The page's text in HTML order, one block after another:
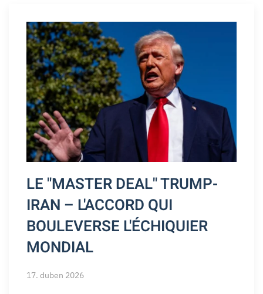
LE "MASTER DEAL" TRUMP-
IRAN – L'ACCORD QUI
BOULEVERSE L'ÉCHIQUIER
MONDIAL
17. duben 2026